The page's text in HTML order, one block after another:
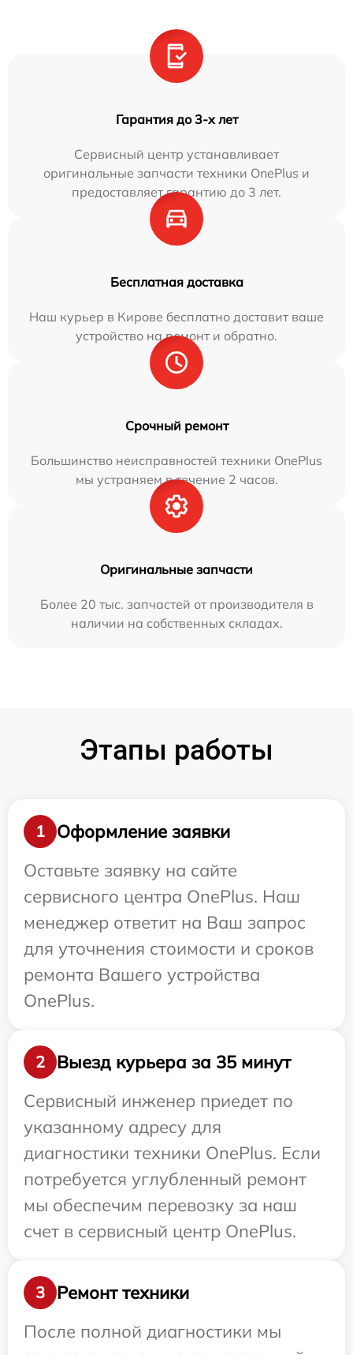
Гарантия до 3-х лет
Сервисный центр устанавливает
оригинальные запчасти техники OnePlus и
предоставляет гарантию до 3 лет.
Бесплатная доставка
Наш курьер в Кирове бесплатно доставит ваше
устройство на ремонт и обратно.
Срочный ремонт
Большинство неисправностей техники OnePlus
мы устраняем в течение 2 часов.
Оригинальные запчасти
Более 20 тыс. запчастей от производителя в
наличии на собственных складах.
Этапы работы
1
Оформление заявки
Оставьте заявку на сайте
сервисного центра OnePlus. Наш
менеджер ответит на Ваш запрос
для уточнения стоимости и сроков
ремонта Вашего устройства
OnePlus.
2
Выезд курьера за 35 минут
Сервисный инженер приедет по
указанному адресу для
диагностики техники OnePlus. Если
потребуется углубленный ремонт
мы обеспечим перевозку за наш
счет в сервисный центр OnePlus.
3
Ремонт техники
После полной диагностики мы